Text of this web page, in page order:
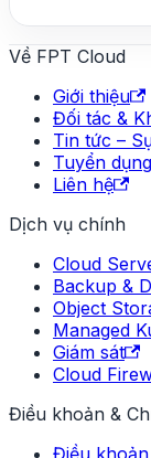
Về FPT Cloud
Giới thiệu
Đối tác &
Tin tức –
Tuyển dụng
Liên hệ
Dịch vụ chính
Cloud
Backup &
Object
Managed
Giám sát
Cloud
Điều khoản &